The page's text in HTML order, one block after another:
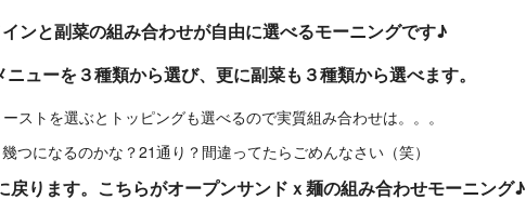
インと副菜の組み合わせが自由に選べるモーニングです♪
ニューを３種類から選び、更に副菜も３種類から選べます。
ーストを選ぶとトッピングも選べるので実質組み合わせは。。。
幾つになるのかな？21通り？間違ってたらごめんなさい（笑）
戻ります。こちらがオープンサンドｘ麺の組み合わせモーニング♪